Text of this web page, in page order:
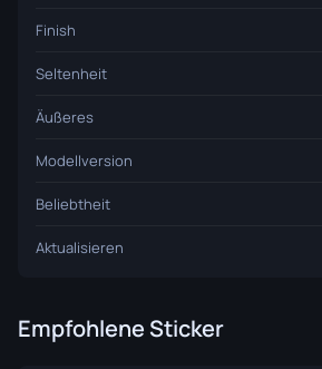
Finish
Seltenheit
Äußeres
Modellversion
Beliebtheit
Aktualisieren
Empfohlene Sticker